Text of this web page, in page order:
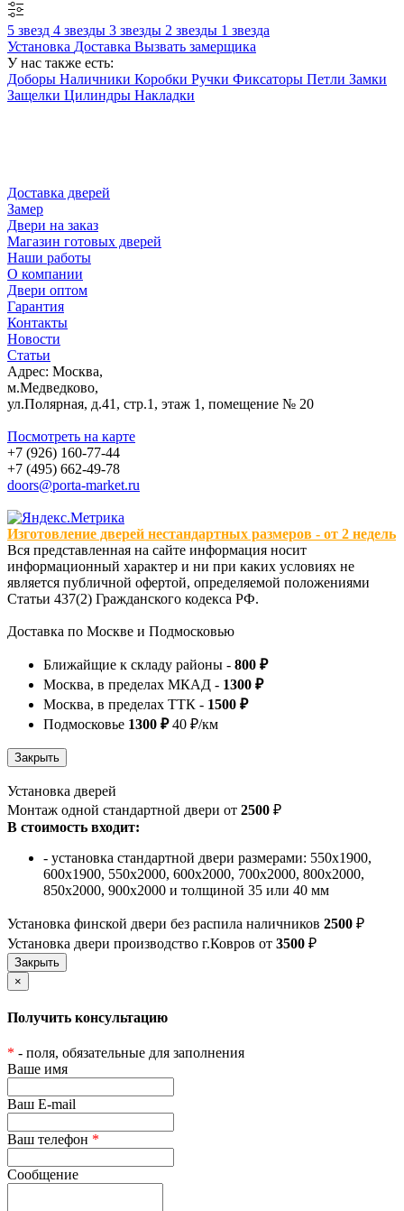
5 звезд 4 звезды 3 звезды 2 звезды 1 звезда
Установка Доставка Вызвать замерщика
У нас также есть:
Доборы Наличники Коробки Ручки Фиксаторы Петли Замки
Защелки Цилиндры Накладки
Доставка дверей
Замер
Двери на заказ
Магазин готовых дверей
Наши работы
О компании
Двери оптом
Гарантия
Контакты
Новости
Статьи
Адрес: Москва,
м.Медведково,
ул.Полярная, д.41, стр.1, этаж 1, помещение № 20
Посмотреть на карте
+7 (926) 160-77-44
+7 (495) 662-49-78
doors@porta-market.ru
Изготовление дверей нестандартных размеров - от 2 недель
Вся представленная на сайте информация носит
информационный характер и ни при каких условиях не
является публичной офертой, определяемой положениями
Статьи 437(2) Гражданского кодекса РФ.
Доставка по Москве и Подмосковью
Ближайщие к складу районы - 800 ₽
Москва, в пределах МКАД - 1300 ₽
Москва, в пределах ТТК - 1500 ₽
Подмосковье 1300 ₽40 ₽/км
Установка дверей
Монтаж одной стандартной двери от 2500 ₽
В стоимость входит:
- установка стандартной двери размерами: 550х1900,
600х1900, 550х2000, 600х2000, 700х2000, 800х2000,
850х2000, 900х2000 и толщиной 35 или 40 мм
Установка финской двери без распила наличников 2500 ₽
Установка двери производство г.Ковров от 3500 ₽
×
Получить консультацию
* - поля, обязательные для заполнения
Ваше имя
Ваш E-mail
Ваш телефон *
Сообщение